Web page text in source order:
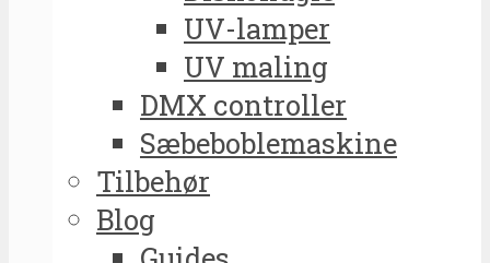
UV-lamper
UV maling
DMX controller
Sæbeboblemaskine
Tilbehør
Blog